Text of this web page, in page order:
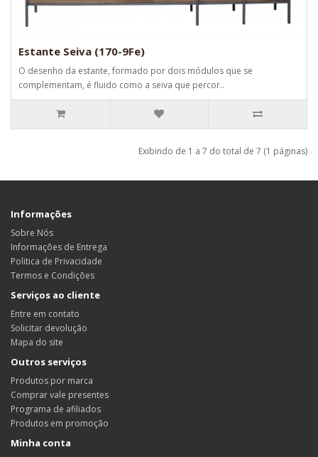
Estante Seiva (170-9Fe)
O desenho da estante, formado por dois módulos que se
complementam, é fluido como a seiva que percor..
Exibindo de 1 a 7 do total de 7 (1 páginas)
Informações
Sobre Nós
Informações de Entrega
Politica de Privacidade
Termos e Condições
Serviços ao cliente
Entre em contato
Solicitar devolução
Mapa do site
Outros serviços
Produtos por marca
Comprar vale presentes
Programa de afiliados
Produtos em promoção
Minha conta